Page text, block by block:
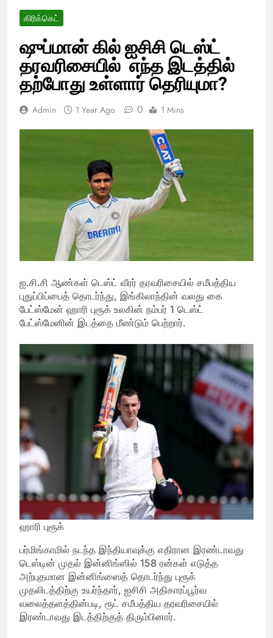
கிரிக்கெட்
ஷுப்மான் கில் ஐசிசி டெஸ்ட்
தரவரிசையில் எந்த இடத்தில்
தற்போது உள்ளார் தெரியுமா?
Admin 1 Year Ago 0 1 Mins
ஐ.சி.சி ஆண்கள் டெஸ்ட் வீரர் தரவரிசையில் சமீபத்திய
புதுப்பிப்பைத் தொடர்ந்து, இங்கிலாந்தின் வலது கை
பேட்ஸ்மேன் ஹாரி புரூக் உலகின் நம்பர் 1 டெஸ்ட்
பேட்ஸ்மேனின் இடத்தை மீண்டும் பெற்றார்.
ஹாரி புரூக்
பர்மிங்காமில் நடந்த இந்தியாவுக்கு எதிரான இரண்டாவது
டெஸ்டின் முதல் இன்னிங்ஸில் 158 ரன்கள் எடுத்த
அற்புதமான இன்னிங்ஸைத் தொடர்ந்து புரூக்
முதலிடத்திற்கு உயர்ந்தார், ஐசிசி அதிகாரப்பூர்வ
வலைத்தளத்தின்படி, ரூட் சமீபத்திய தரவரிசையில்
இரண்டாவது இடத்திற்குத் திரும்பினார்.